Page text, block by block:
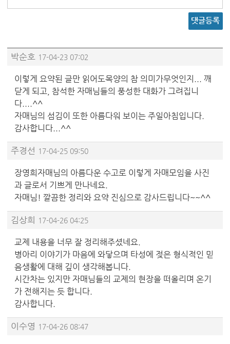
댓글등록
박순호 17-04-23 07:02
이렇게 요약된 글만 읽어도목양의 참 의미가무엇인지... 깨
닫게 되고, 참석한 자매님들의 풍성한 대화가 그려집니
다....^^
자매님의 섬김이 또한 아름다워 보이는 주일아침입니다.
감사합니다...^^
주경선 17-04-25 09:50
장영희자매님의 아름다운 수고로 이렇게 자매모임을 사진
과 글로서 기쁘게 만나네요.
자매님! 깔끔한 정리와 요약 진심으로 감사드립니다~~^^
김상희 17-04-26 04:25
교제 내용을 너무 잘 정리해주셨네요.
병아리 이야기가 마음에 와닿으며 타성에 젖은 형식적인 믿
음생활에 대해 깊이 생각해봅니다.
시간차는 있지만 자매님들의 교제의 현장을 떠올리며 온기
가 전해지는 듯 합니다.
감사합니다.
이수영 17-04-26 08:47